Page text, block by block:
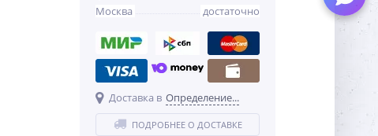
Москва
достаточно
Доставка в Определение...
ПОДРОБНЕЕ О ДОСТАВКЕ